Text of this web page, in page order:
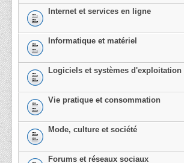
Internet et services en ligne
Informatique et matériel
Logiciels et systèmes d'exploitation
Vie pratique et consommation
Mode, culture et société
Forums et réseaux sociaux